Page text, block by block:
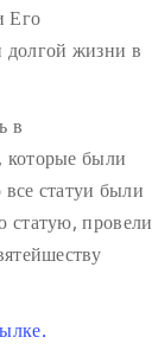
Его
жизни в
в
которые были
статуи были
статую, провели